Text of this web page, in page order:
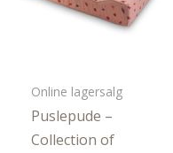
Online lagersalg
Puslepude –
Collection of